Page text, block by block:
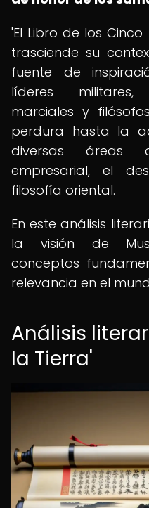
'El Libro de los
trasciende su
fuente de
líderes
marciales y
perdura hasta la
diversas áreas
empresarial, el
filosofía oriental.
En este análisis
la visión de
conceptos
relevancia en el
Análisis
la Tierra'